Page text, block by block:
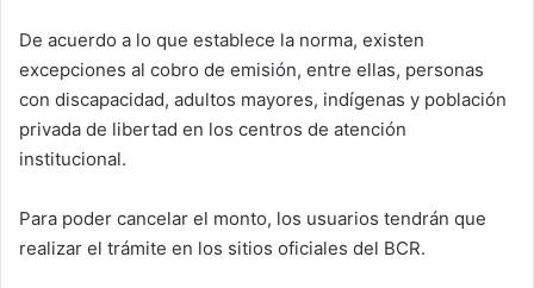
De acuerdo a lo que establece la norma, existen
excepciones al cobro de emisión, entre ellas, personas
con discapacidad, adultos mayores, indígenas y población
privada de libertad en los centros de atención
institucional.
Para poder cancelar el monto, los usuarios tendrán que
realizar el trámite en los sitios oficiales del BCR.